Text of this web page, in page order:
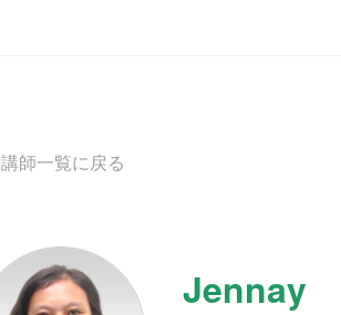
講師一覧に戻る
Jennay